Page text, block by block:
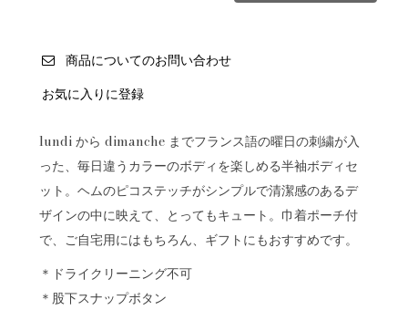
商品についてのお問い合わせ
お気に入りに登録
lundi から dimanche までフランス語の曜日の刺繍が入
った、毎日違うカラーのボディを楽しめる半袖ボディセ
ット。ヘムのピコステッチがシンプルで清潔感のあるデ
ザインの中に映えて、とってもキュート。巾着ポーチ付
で、ご自宅用にはもちろん、ギフトにもおすすめです。
＊ドライクリーニング不可
＊股下スナップボタン